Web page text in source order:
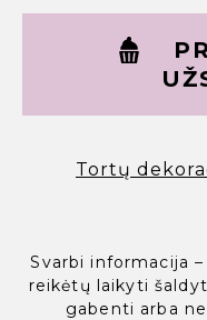
Tortų
Svarbi informacija
reikėtų laikyti
gabenti arba